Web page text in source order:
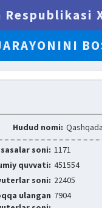
Hudud nomi:
soni: 1171
quvvati: 451554
soni: 22405
ulangan 7904